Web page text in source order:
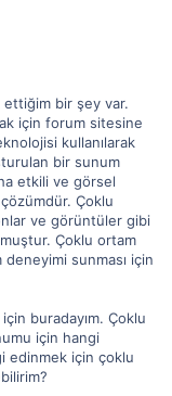
ettiğim bir şey var.
için forum sitesine
kullanılarak
bir sunum
etkili ve görsel
Çoklu
ve görüntüler gibi
Çoklu ortam
sunması için
buradayım. Çoklu
için hangi
edinmek için çoklu